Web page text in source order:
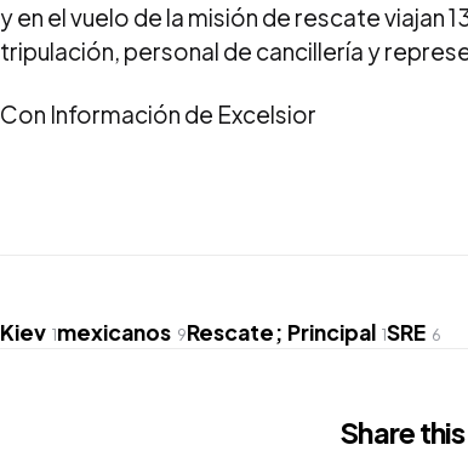
y en el vuelo de la misión de rescate viajan
tripulación, personal de cancillería y
Con Información de Excelsior
Kiev 1mexicanos 9Rescate; Principal 1SRE 6
Share